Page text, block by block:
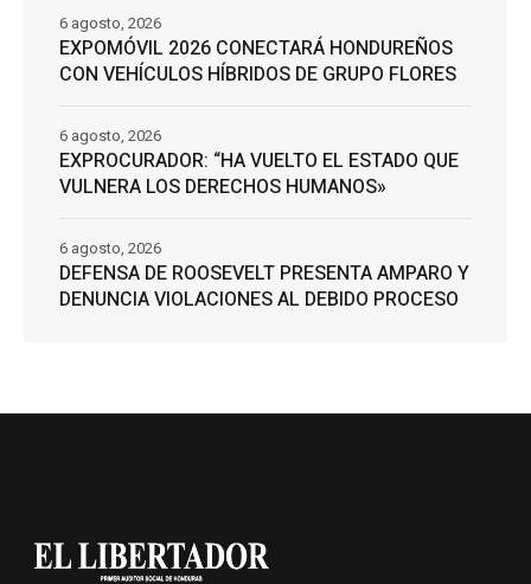
EXPOMÓVIL 2026 CONECTARÁ HONDUREÑOS
CON VEHÍCULOS HÍBRIDOS DE GRUPO FLORES
6 agosto, 2026
EXPROCURADOR: “HA VUELTO EL ESTADO QUE
VULNERA LOS DERECHOS HUMANOS»
6 agosto, 2026
DEFENSA DE ROOSEVELT PRESENTA AMPARO Y
DENUNCIA VIOLACIONES AL DEBIDO PROCESO
6 agosto, 2026